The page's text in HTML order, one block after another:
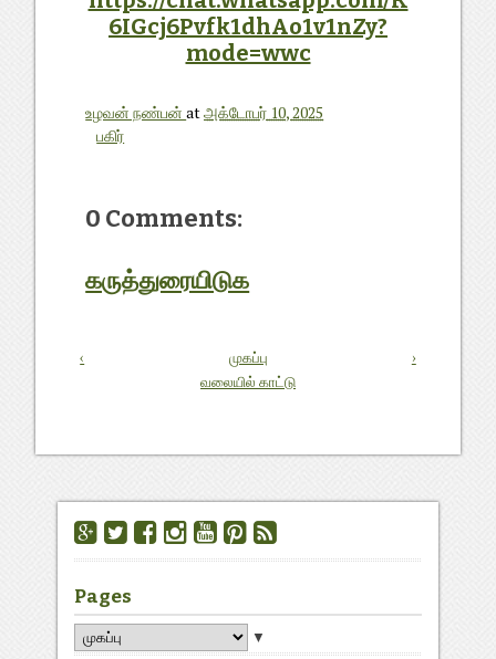
6IGcj6Pvfk1dhAo1v1nZy?
mode=wwc
உழவன் நண்பன்atஅக்டோபர் 10, 2025
பகிர்
0 Comments:
கருத்துரையிடுக
‹ ›
முகப்பு
வலையில் காட்டு
Pages
▼